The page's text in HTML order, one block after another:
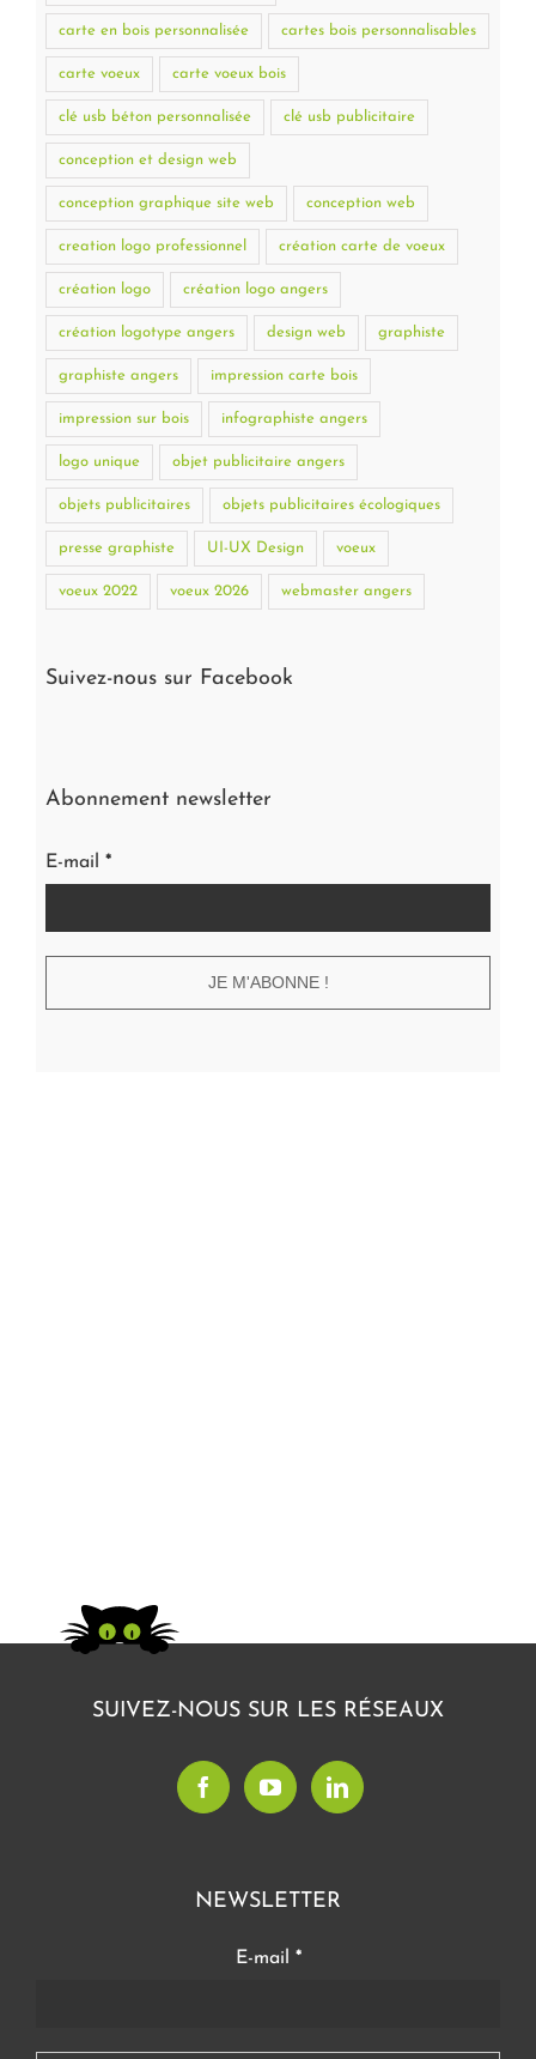
carte en bois personnalisée cartes bois personnalisables
carte voeux carte voeux bois
clé usb béton personnalisée clé usb publicitaire
conception et design web
conception graphique site web conception web
creation logo professionnel création carte de voeux
création logo création logo angers
création logotype angers design web graphiste
graphiste angers impression carte bois
impression sur bois infographiste angers
logo unique objet publicitaire angers
objets publicitaires objets publicitaires écologiques
presse graphiste UI-UX Design voeux
voeux 2022 voeux 2026 webmaster angers
Suivez-nous sur Facebook
Abonnement newsletter
E-mail *
SUIVEZ-NOUS SUR LES RÉSEAUX
NEWSLETTER
E-mail *